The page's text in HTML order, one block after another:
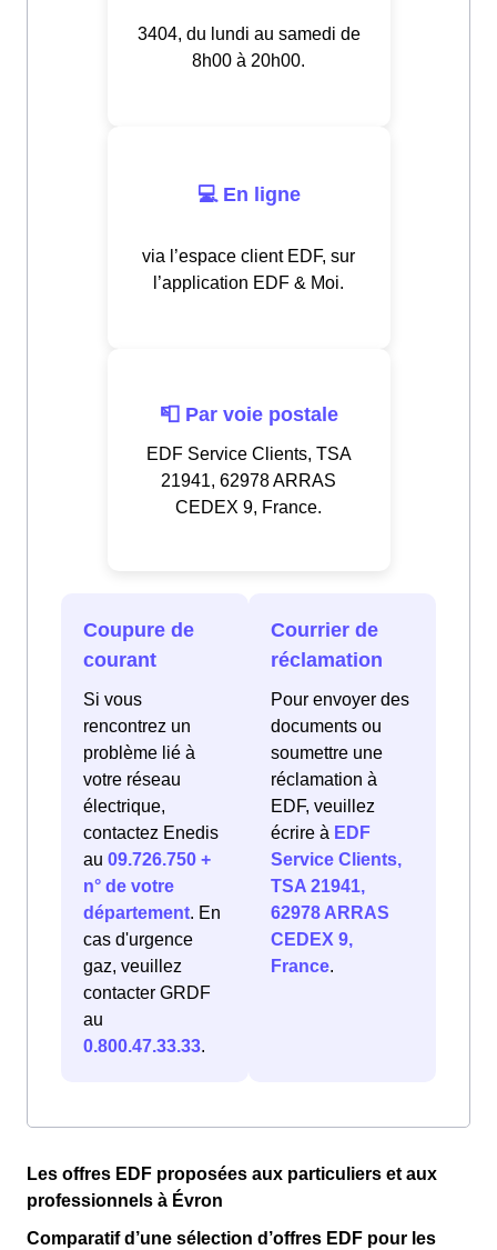
3404, du lundi au samedi de
8h00 à 20h00.
💻 En ligne
via l’espace client EDF, sur
l’application EDF & Moi.
📮 Par voie postale
EDF Service Clients, TSA
21941, 62978 ARRAS
CEDEX 9, France.
Coupure de
courant
Si vous
rencontrez un
problème lié à
votre réseau
électrique,
contactez Enedis
au 09.726.750 +
n° de votre
département. En
cas d'urgence
gaz, veuillez
contacter GRDF
au
0.800.47.33.33.
Courrier de
réclamation
Pour envoyer des
documents ou
soumettre une
réclamation à
EDF, veuillez
écrire à EDF
Service Clients,
TSA 21941,
62978 ARRAS
CEDEX 9,
France.
Les offres EDF proposées aux particuliers et aux
professionnels à Évron
Comparatif d’une sélection d’offres EDF pour les